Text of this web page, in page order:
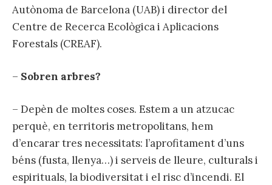
Autònoma de Barcelona (UAB) i director del
Centre de Recerca Ecològica i Aplicacions
Forestals (CREAF).
– Sobren arbres?
– Depèn de moltes coses. Estem a un atzucac
perquè, en territoris metropolitans, hem
d’encarar tres necessitats: l’aprofitament d’uns
béns (fusta, llenya…) i serveis de lleure, culturals i
espirituals, la biodiversitat i el risc d’incendi. El